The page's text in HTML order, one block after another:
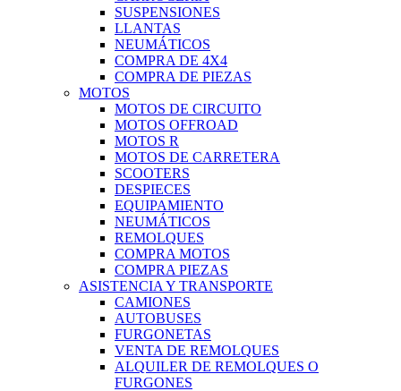
SUSPENSIONES
LLANTAS
NEUMÁTICOS
COMPRA DE 4X4
COMPRA DE PIEZAS
MOTOS
MOTOS DE CIRCUITO
MOTOS OFFROAD
MOTOS R
MOTOS DE CARRETERA
SCOOTERS
DESPIECES
EQUIPAMIENTO
NEUMÁTICOS
REMOLQUES
COMPRA MOTOS
COMPRA PIEZAS
ASISTENCIA Y TRANSPORTE
CAMIONES
AUTOBUSES
FURGONETAS
VENTA DE REMOLQUES
ALQUILER DE REMOLQUES O
FURGONES